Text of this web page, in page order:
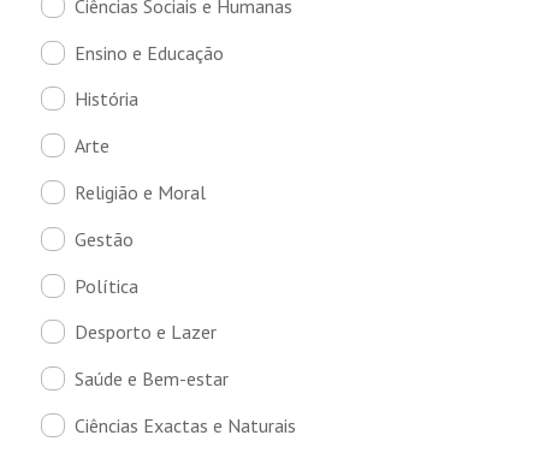
Ciências Sociais e Humanas
Ensino e Educação
História
Arte
Religião e Moral
Gestão
Política
Desporto e Lazer
Saúde e Bem-estar
Ciências Exactas e Naturais